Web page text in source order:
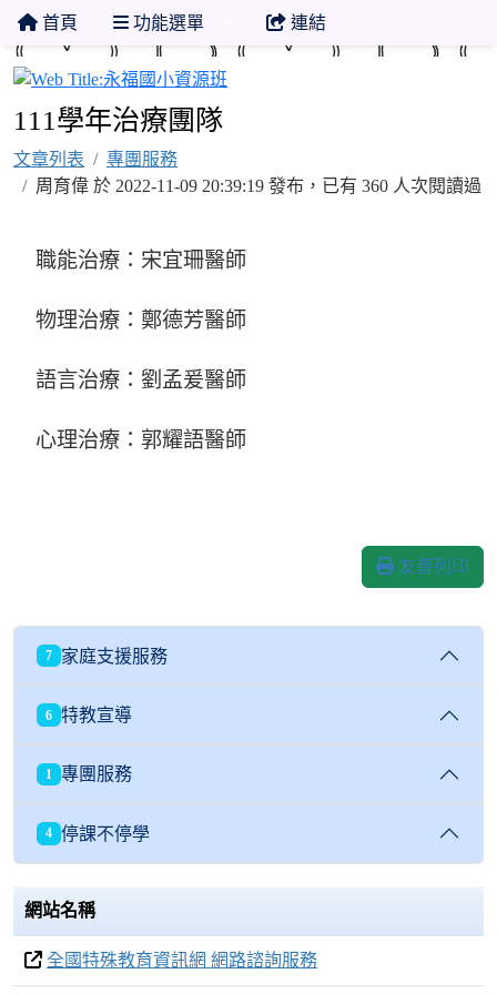
首頁 功能選單 連結
111學年治療團隊
文章列表
專團服務
周育偉 於 2022-11-09 20:39:19 發布，已有 360 人次閱讀過
職能治療：宋宜珊醫師
物理治療：鄭德芳醫師
語言治療：劉孟爰醫師
心理治療：郭耀語醫師
友善列印
7 家庭支援服務
6 特教宣導
1 專團服務
4 停課不停學
網站名稱
全國特殊教育資訊網 網路諮詢服務